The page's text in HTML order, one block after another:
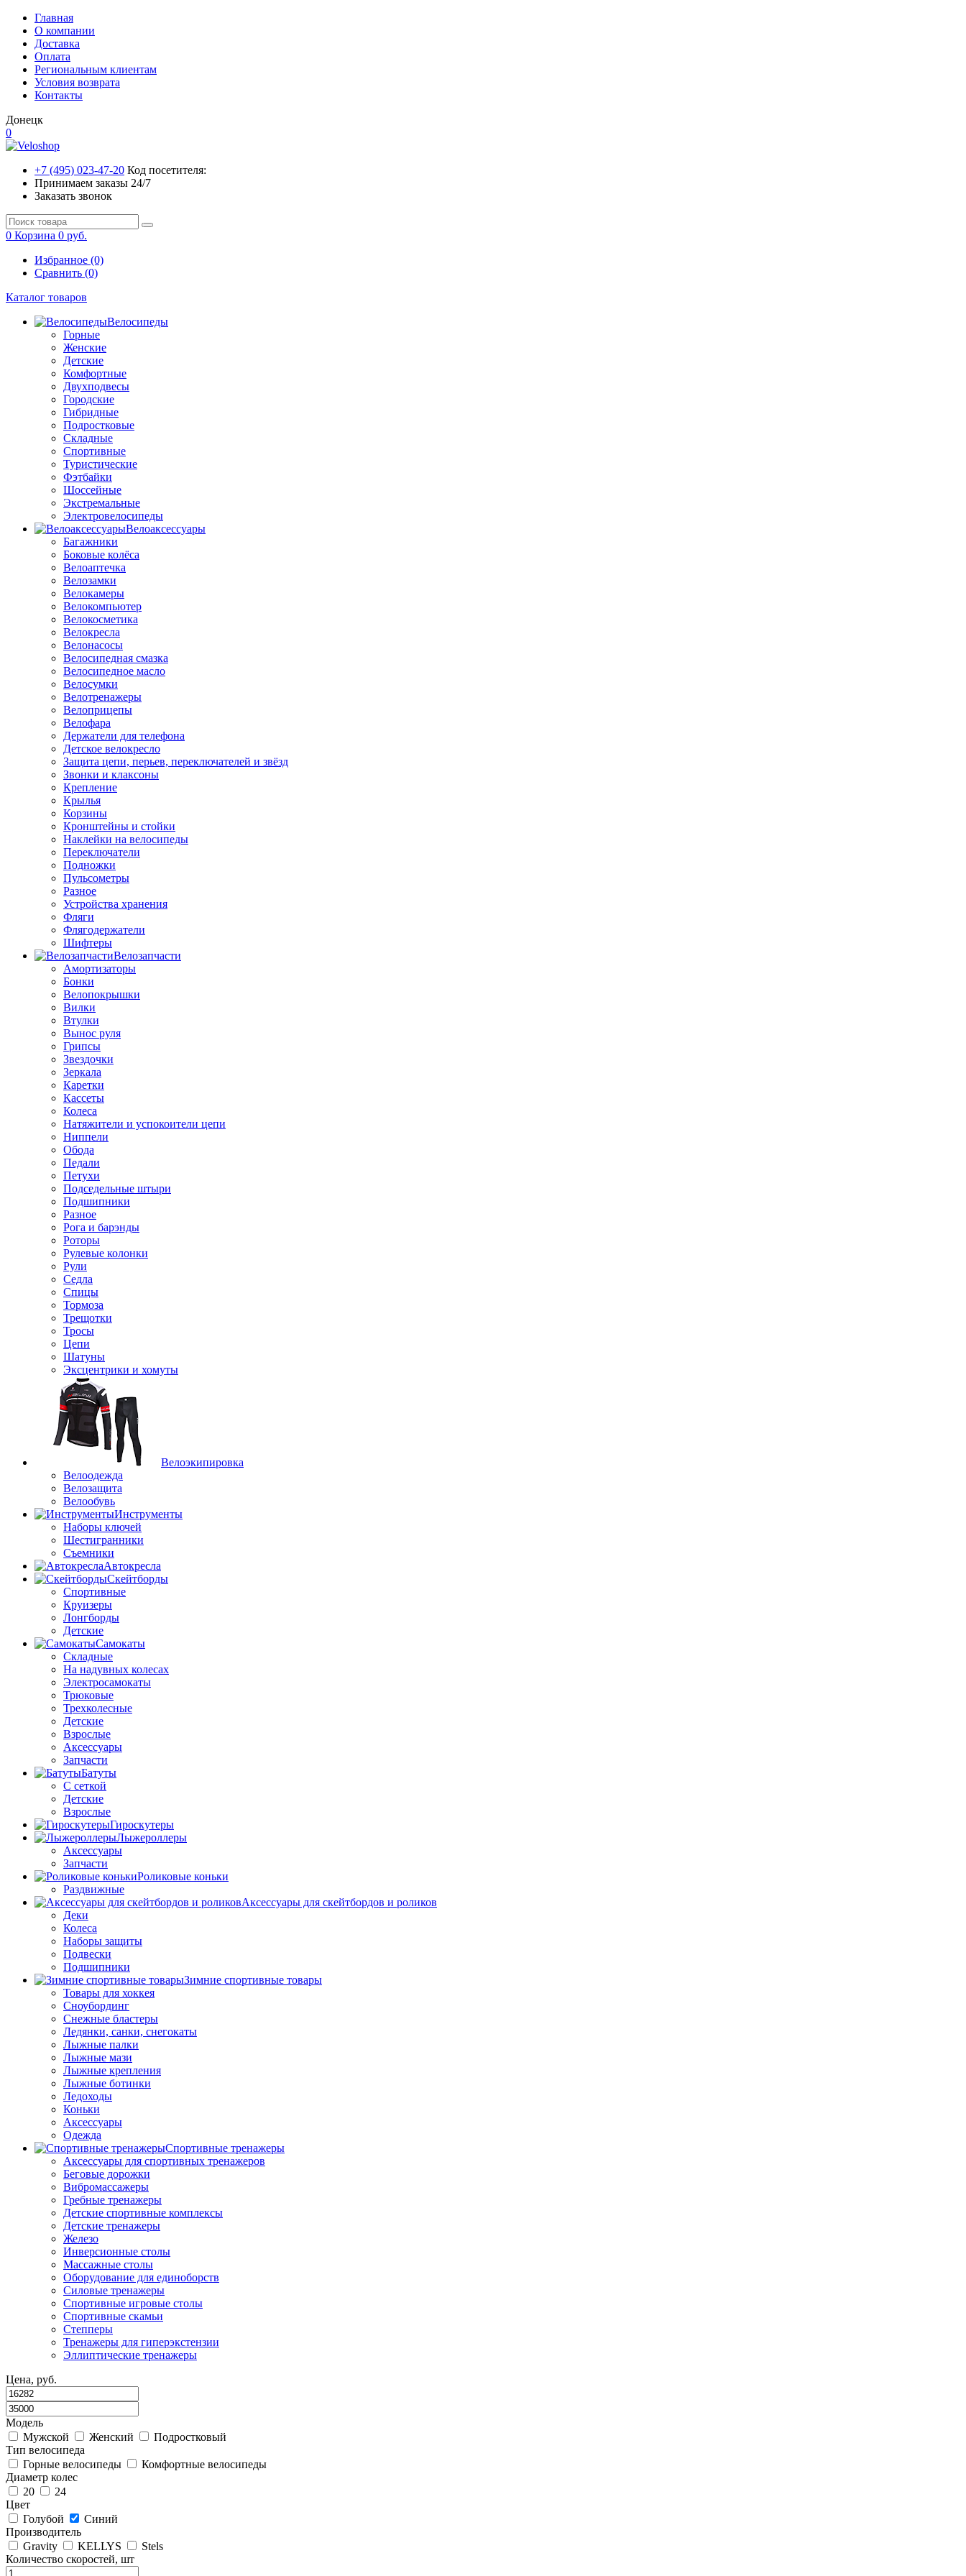
Главная
О компании
Доставка
Оплата
Региональным клиентам
Условия возврата
Контакты
Донецк
0
+7 (495) 023-47-20 Код посетителя:
Принимаем заказы 24/7
Заказать звонок
0 Корзина 0 руб.
Избранное (0)
Сравнить (0)
Каталог товаров
Велосипеды
Горные
Женские
Детские
Комфортные
Двухподвесы
Городские
Гибридные
Подростковые
Складные
Спортивные
Туристические
Фэтбайки
Шоссейные
Экстремальные
Электровелосипеды
Велоаксессуары
Багажники
Боковые колёса
Велоаптечка
Велозамки
Велокамеры
Велокомпьютер
Велокосметика
Велокресла
Велонасосы
Велосипедная смазка
Велосипедное масло
Велосумки
Велотренажеры
Велоприцепы
Велофара
Держатели для телефона
Детское велокресло
Защита цепи, перьев, переключателей и звёзд
Звонки и клаксоны
Крепление
Крылья
Корзины
Кронштейны и стойки
Наклейки на велосипеды
Переключатели
Подножки
Пульсометры
Разное
Устройства хранения
Фляги
Флягодержатели
Шифтеры
Велозапчасти
Амортизаторы
Бонки
Велопокрышки
Вилки
Втулки
Вынос руля
Грипсы
Звездочки
Зеркала
Каретки
Кассеты
Колеса
Натяжители и успокоители цепи
Ниппели
Обода
Педали
Петухи
Подседельные штыри
Подшипники
Разное
Рога и барэнды
Роторы
Рулевые колонки
Рули
Седла
Спицы
Тормоза
Трещотки
Тросы
Цепи
Шатуны
Эксцентрики и хомуты
Велоэкипировка
Велоодежда
Велозащита
Велообувь
Инструменты
Наборы ключей
Шестигранники
Съемники
Автокресла
Скейтборды
Спортивные
Круизеры
Лонгборды
Детские
Самокаты
Складные
На надувных колесах
Электросамокаты
Трюковые
Трехколесные
Детские
Взрослые
Аксессуары
Запчасти
Батуты
С сеткой
Детские
Взрослые
Гироскутеры
Лыжероллеры
Аксессуары
Запчасти
Роликовые коньки
Раздвижные
Аксессуары для скейтбордов и роликов
Деки
Колеса
Наборы защиты
Подвески
Подшипники
Зимние спортивные товары
Товары для хоккея
Сноубординг
Снежные бластеры
Ледянки, санки, снегокаты
Лыжные палки
Лыжные мази
Лыжные крепления
Лыжные ботинки
Ледоходы
Коньки
Аксессуары
Одежда
Спортивные тренажеры
Аксессуары для спортивных тренажеров
Беговые дорожки
Вибромассажеры
Гребные тренажеры
Детские спортивные комплексы
Детские тренажеры
Железо
Инверсионные столы
Массажные столы
Оборудование для единоборств
Силовые тренажеры
Спортивные игровые столы
Спортивные скамьи
Степперы
Тренажеры для гиперэкстензии
Эллиптические тренажеры
Цена, руб.
Модель
Мужской
Женский
Подростковый
Тип велосипеда
Горные велосипеды
Комфортные велосипеды
Диаметр колес
20
24
Цвет
Голубой
Синий
Производитель
Gravity
KELLYS
Stels
Количество скоростей, шт